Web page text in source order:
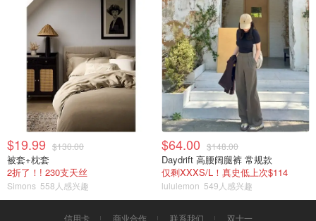
$19.99 $130.00
被套+枕套
2折了！! 230支天丝
Simons 558人感兴趣
$64.00 $148.00
Daydrift 高腰阔腿裤 常规款
仅剩XXXS/L！真史低上次$114
lululemon 549人感兴趣
信用卡 商业合作 联系我们 双十一